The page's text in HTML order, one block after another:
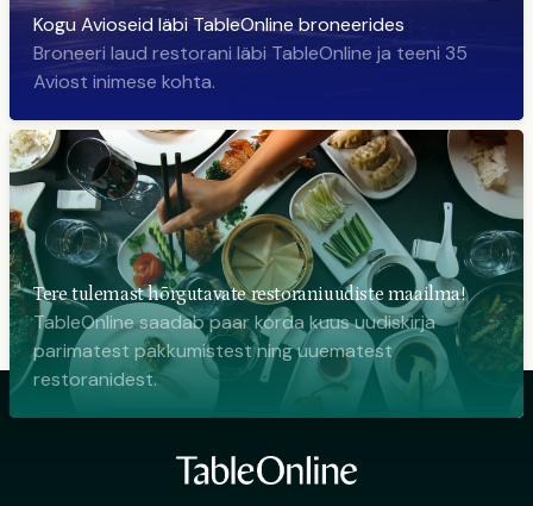
Kogu Avioseid läbi TableOnline broneerides
Broneeri laud restorani läbi TableOnline ja teeni 35
Aviost inimese kohta.
Tere tulemast hõrgutavate restoraniuudiste maailma!
TableOnline saadab paar korda kuus uudiskirja
parimatest pakkumistest ning uuematest
restoranidest.